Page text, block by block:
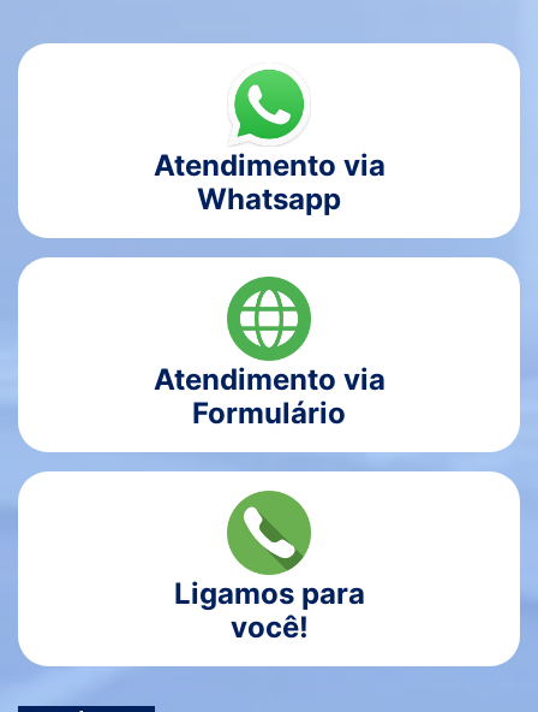
Atendimento via
Whatsapp
Atendimento via
Formulário
Ligamos para
você!